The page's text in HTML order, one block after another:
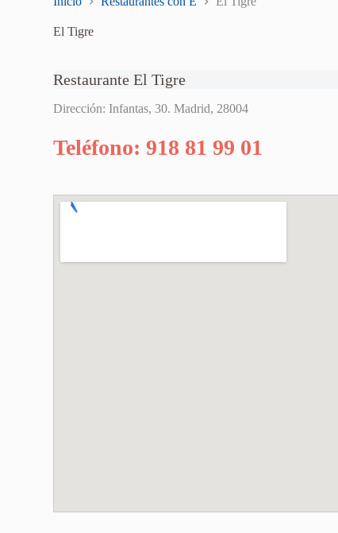
El Tigre
Restaurante El Tigre
Dirección: Infantas, 30. Madrid, 28004
Teléfono: 918 81 99 01